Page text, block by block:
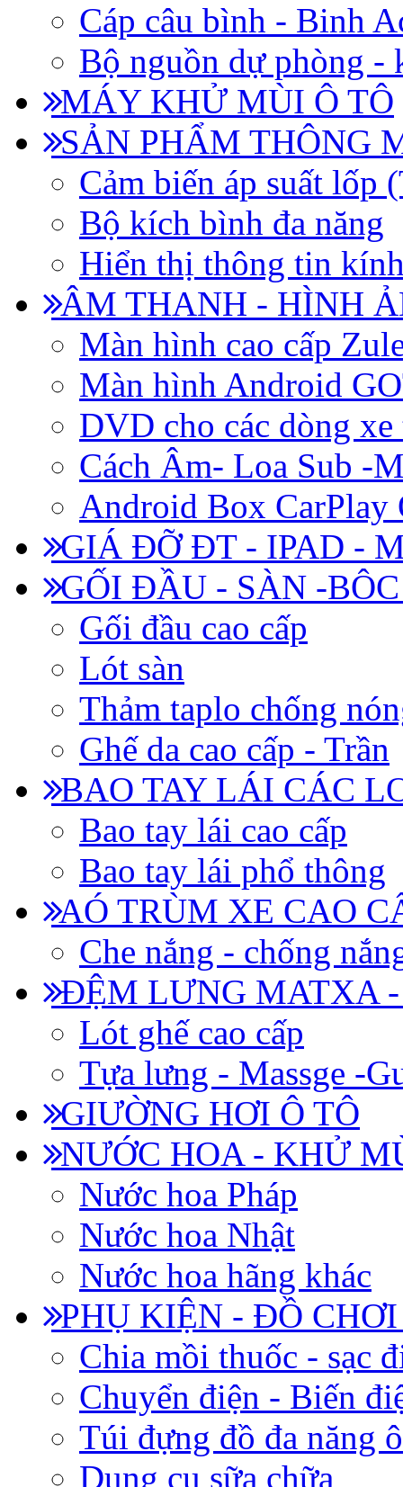
Cáp câu bình - Binh
Bộ nguồn dự phòng -
MÁY KHỬ MÙI Ô TÔ
SẢN PHẨM THÔNG
Cảm biến áp suất lốp
Bộ kích bình đa năng
Hiển thị thông tin
ÂM THANH - HÌNH
Màn hình cao cấp
Màn hình Android
DVD cho các dòng
Cách Âm- Loa Sub -
Android Box CarPlay
GIÁ ĐỠ ĐT - IPAD -
GỐI ĐẦU - SÀN -
Gối đầu cao cấp
Lót sàn
Thảm taplo chống
Ghế da cao cấp - Trần
BAO TAY LÁI CÁC
Bao tay lái cao cấp
Bao tay lái phổ thông
AÓ TRÙM XE CAO
Che nắng - chống
ĐỆM LƯNG MATXA -
Lót ghế cao cấp
Tựa lưng - Massge -
GIƯỜNG HƠI Ô TÔ
NƯỚC HOA - KHỬ
Nước hoa Pháp
Nước hoa Nhật
Nước hoa hãng khác
PHỤ KIỆN - ĐỒ
Chia mồi thuốc - sạc
Chuyển điện - Biến
Túi đựng đồ đa năng
Dụng cụ sữa chữa